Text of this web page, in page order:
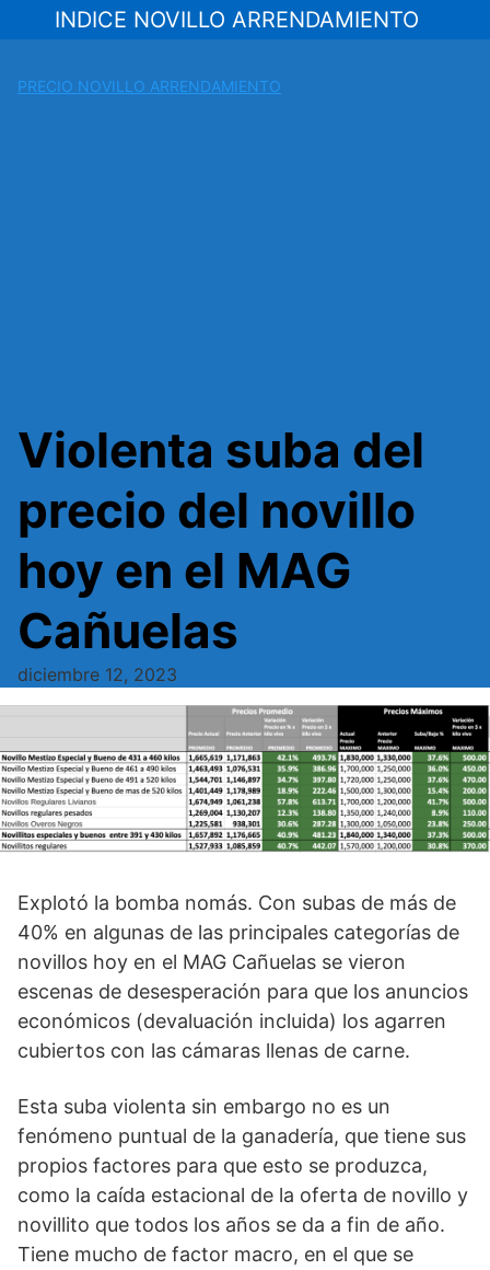
al
INDICE NOVILLO ARRENDAMIENTO
PRECIO NOVILLO ARRENDAMIENTO
Violenta suba del
precio del novillo
hoy en el MAG
Cañuelas
diciembre 12, 2023
Explotó la bomba nomás. Con subas de más de
40% en algunas de las principales categorías de
novillos hoy en el MAG Cañuelas se vieron
escenas de desesperación para que los anuncios
económicos (devaluación incluida) los agarren
cubiertos con las cámaras llenas de carne.
Esta suba violenta sin embargo no es un
fenómeno puntual de la ganadería, que tiene sus
propios factores para que esto se produzca,
como la caída estacional de la oferta de novillo y
novillito que todos los años se da a fin de año.
Tiene mucho de factor macro, en el que se